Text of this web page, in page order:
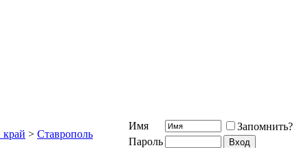
край > Ставрополь
Имя
Запомнить?
Пароль